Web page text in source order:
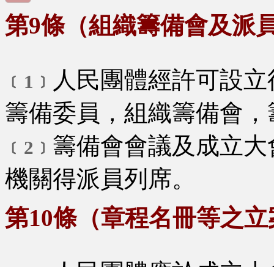
第9條（組織籌備會及派
﹝1﹞ 人民團體經許可設
籌備委員，組織籌備會
﹝2﹞ 籌備會會議及成立
機關得派員列席。
第10條（章程名冊等之